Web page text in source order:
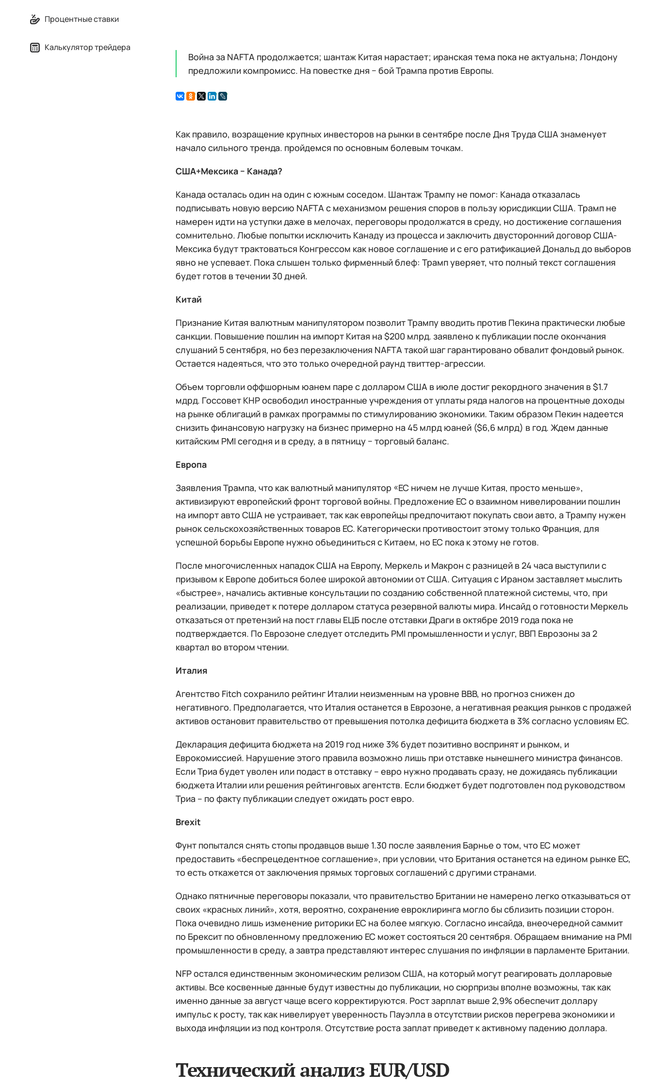
Процентные ставки
Калькулятор трейдера
Война за NAFTA продолжается; шантаж Китая нарастает; иранская тема пока не актуальна; Лондону
предложили компромисс. На повестке дня − бой Трампа против Европы.
Как правило, возращение крупных инвесторов на рынки в сентябре после Дня Труда США знаменует
начало сильного тренда. пройдемся по основным болевым точкам.
США+Мексика − Канада?
Канада осталась один на один с южным соседом. Шантаж Трампу не помог: Канада отказалась
подписывать новую версию NAFTA с механизмом решения споров в пользу юрисдикции США. Трамп не
намерен идти на уступки даже в мелочах, переговоры продолжатся в среду, но достижение соглашения
сомнительно. Любые попытки исключить Канаду из процесса и заключить двусторонний договор США-
Мексика будут трактоваться Конгрессом как новое соглашение и с его ратификацией Дональд до выборов
явно не успевает. Пока слышен только фирменный блеф: Трамп уверяет, что полный текст соглашения
будет готов в течении 30 дней.
Китай
Признание Китая валютным манипулятором позволит Трампу вводить против Пекина практически любые
санкции. Повышение пошлин на импорт Китая на $200 млрд. заявлено к публикации после окончания
слушаний 5 сентября, но без перезаключения NAFTA такой шаг гарантировано обвалит фондовый рынок.
Остается надеяться, что это только очередной раунд твиттер-агрессии.
Объем торговли оффшорным юанем паре с долларом США в июле достиг рекордного значения в $1.7
мдрд. Госсовет КНР освободил иностранные учреждения от уплаты ряда налогов на процентные доходы
на рынке облигаций в рамках программы по стимулированию экономики. Таким образом Пекин надеется
снизить финансовую нагрузку на бизнес примерно на 45 млрд юаней ($6,6 млрд) в год. Ждем данные
китайским PMI сегодня и в среду, а в пятницу − торговый баланс.
Европа
Заявления Трампа, что как валютный манипулятор «ЕС ничем не лучше Китая, просто меньше»,
активизируют европейский фронт торговой войны. Предложение ЕС о взаимном нивелировании пошлин
на импорт авто США не устраивает, так как европейцы предпочитают покупать свои авто, а Трампу нужен
рынок сельскохозяйственных товаров ЕС. Категорически противостоит этому только Франция, для
успешной борьбы Европе нужно объединиться с Китаем, но ЕС пока к этому не готов.
После многочисленных нападок США на Европу, Меркель и Макрон с разницей в 24 часа выступили с
призывом к Европе добиться более широкой автономии от США. Ситуация с Ираном заставляет мыслить
«быстрее», начались активные консультации по созданию собственной платежной системы, что, при
реализации, приведет к потере долларом статуса резервной валюты мира. Инсайд о готовности Меркель
отказаться от претензий на пост главы ЕЦБ после отставки Драги в октябре 2019 года пока не
подтверждается. По Еврозоне следует отследить PMI промышленности и услуг, ВВП Еврозоны за 2
квартал во втором чтении.
Италия
Агентство Fitch сохранило рейтинг Италии неизменным на уровне BBB, но прогноз снижен до
негативного. Предполагается, что Италия останется в Еврозоне, а негативная реакция рынков с продажей
активов остановит правительство от превышения потолка дефицита бюджета в 3% согласно условиям ЕС.
Декларация дефицита бюджета на 2019 год ниже 3% будет позитивно воспринят и рынком, и
Еврокомиссией. Нарушение этого правила возможно лишь при отставке нынешнего министра финансов.
Если Триа будет уволен или подаст в отставку – евро нужно продавать сразу, не дожидаясь публикации
бюджета Италии или решения рейтинговых агентств. Если бюджет будет подготовлен под руководством
Триа – по факту публикации следует ожидать рост евро.
Brexit
Фунт попытался снять стопы продавцов выше 1.30 после заявления Барнье о том, что ЕС может
предоставить «беспрецедентное соглашение», при условии, что Британия останется на едином рынке ЕС,
то есть откажется от заключения прямых торговых соглашений с другими странами.
Однако пятничные переговоры показали, что правительство Британии не намерено легко отказываться от
своих «красных линий», хотя, вероятно, сохранение евроклиринга могло бы сблизить позиции сторон.
Пока очевидно лишь изменение риторики ЕС на более мягкую. Согласно инсайда, внеочередной саммит
по Брексит по обновленному предложению ЕС может состояться 20 сентября. Обращаем внимание на PMI
промышленности в среду, а завтра представляют интерес слушания по инфляции в парламенте Британии.
NFP остался единственным экономическим релизом США, на который могут реагировать долларовые
активы. Все косвенные данные будут известны до публикации, но сюрпризы вполне возможны, так как
именно данные за август чаще всего корректируются. Рост зарплат выше 2,9% обеспечит доллару
импульс к росту, так как нивелирует уверенность Пауэлла в отсутствии рисков перегрева экономики и
выхода инфляции из под контроля. Отсутствие роста заплат приведет к активному падению доллара.
Технический анализ EUR/USD